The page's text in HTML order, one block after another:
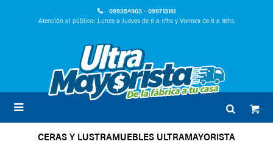
099354903 - 099713181
Atención al público: Lunes a Jueves de 8 a 17hs y Viernes de 8 a 16hs.

CERAS Y LUSTRAMUEBLES ULTRAMAYORISTA